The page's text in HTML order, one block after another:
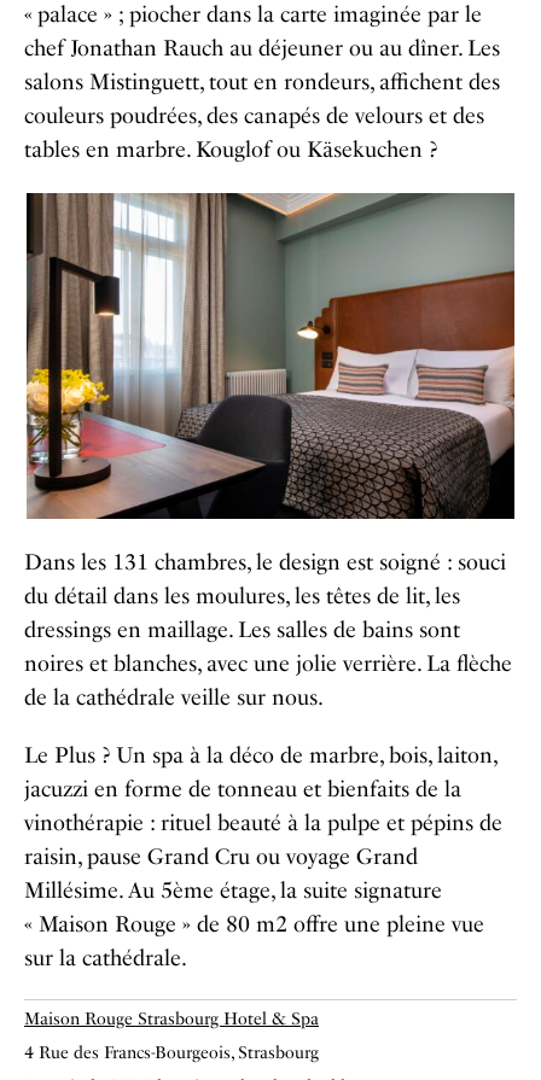
« palace » ; piocher dans la carte imaginée par le
chef Jonathan Rauch au déjeuner ou au dîner. Les
salons Mistinguett, tout en rondeurs, affichent des
couleurs poudrées, des canapés de velours et des
tables en marbre. Kouglof ou Käsekuchen ?
Dans les 131 chambres, le design est soigné : souci
du détail dans les moulures, les têtes de lit, les
dressings en maillage. Les salles de bains sont
noires et blanches, avec une jolie verrière. La flèche
de la cathédrale veille sur nous.
Le Plus ? Un spa à la déco de marbre, bois, laiton,
jacuzzi en forme de tonneau et bienfaits de la
vinothérapie : rituel beauté à la pulpe et pépins de
raisin, pause Grand Cru ou voyage Grand
Millésime. Au 5ème étage, la suite signature
« Maison Rouge » de 80 m2 offre une pleine vue
sur la cathédrale.
Maison Rouge Strasbourg Hotel & Spa
4 Rue des Francs-Bourgeois, Strasbourg